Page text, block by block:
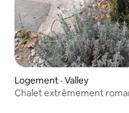
Logement · Valley
Chalet extrêmement